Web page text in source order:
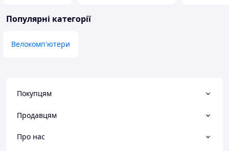
Популярні категорії
Велокомп'ютери
Покупцям
Продавцям
Про нас